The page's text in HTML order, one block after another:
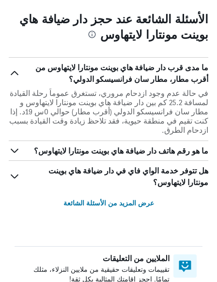
الأسئلة الشائعة عند حجز دار ضيافة هاي
بوينت مونتارا لايتهاوس
ما مدى قرب دار ضيافة هاي بوينت مونتارا لايتهاوس من
أقرب مطار، مطار سان فرانسيسكو الدولي؟
في حالة عدم وجود ازدحام مروري، تستغرق عموماً رحلة القيادة
لمسافة 25.2 كم بين دار ضيافة هاي بوينت مونتارا لايتهاوس و
مطار سان فرانسيسكو الدولي (أقرب مطار) حوالي 0س 19د. إذا
كنت تقيم في منطقة حيوية، فقد تلاحظ زيادة وقت القيادة بسبب
ازدحام الطرق.
ما هو رقم هاتف دار ضيافة هاي بوينت مونتارا لايتهاوس؟
هل تتوفر خدمة الواي فاي في دار ضيافة هاي بوينت
مونتارا لايتهاوس؟
عرض المزيد من الأسئلة الشائعة
الملايين من التعليقات
تقييمات وتعليقات حقيقية من ملايين النزلاء، مثلك
تمامًا. احجز إقامتك المثالية بكل ثقة!